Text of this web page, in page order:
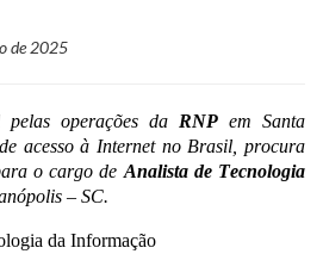
de 2025
pelas operações da RNP em Santa
acesso à Internet no Brasil, procura
o cargo de Analista de Tecnologia
– SC.
da Informação